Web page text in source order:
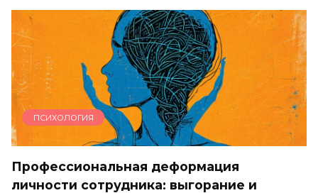
ПСИХОЛОГИЯ
Профессиональная деформация
личности сотрудника: выгорание и